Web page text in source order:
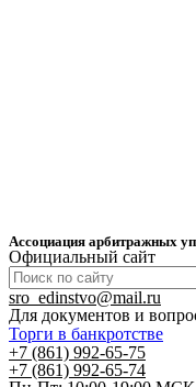
Ассоциация арбитражных
Официальный сайт
sro_edinstvo@mail.ru
Для документов и
Торги в банкротстве
+7 (861) 992-65-75
+7 (861) 992-65-74